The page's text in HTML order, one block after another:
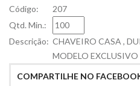
Código:
207
Qtd. Min.:
Descrição: CHAVEIRO CASA ,
MODELO EXCLUSIVO
COMPARTILHE NO